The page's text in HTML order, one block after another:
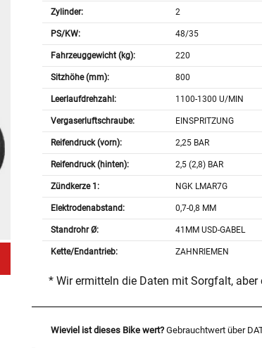
Zylinder: 2
PS/KW: 48/35
Fahrzeuggewicht (kg): 220
Sitzhöhe (mm): 800
Leerlaufdrehzahl: 1100-1300 U/MIN
Vergaserluftschraube: EINSPRITZUNG
Reifendruck (vorn): 2,25 BAR
Reifendruck (hinten): 2,5 (2,8) BAR
Zündkerze 1: NGK LMAR7G
Elektrodenabstand: 0,7-0,8 MM
Standrohr Ø: 41MM USD-GABEL
Kette/Endantrieb: ZAHNRIEMEN
* Wir ermitteln die Daten mit Sorgfalt, aber
Wieviel ist dieses Bike wert? Gebrauchtwert über